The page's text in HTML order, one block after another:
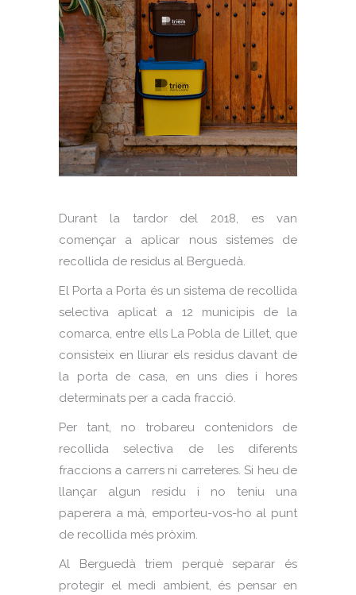
Durant la tardor del 2018, es van
començar a aplicar nous sistemes de
recollida de residus al Berguedà.
El Porta a Porta és un sistema de recollida
selectiva aplicat a 12 municipis de la
comarca, entre ells La Pobla de Lillet, que
consisteix en lliurar els residus davant de
la porta de casa, en uns dies i hores
determinats per a cada fracció.
Per tant, no trobareu contenidors de
recollida selectiva de les diferents
fraccions a carrers ni carreteres. Si heu de
llançar algun residu i no teniu una
paperera a mà, emporteu-vos-ho al punt
de recollida més pròxim.
Al Berguedà triem perquè separar és
protegir el medi ambient, és pensar en